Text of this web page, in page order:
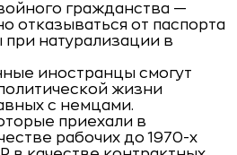
гражданства —
отказываться от паспорта
натурализации в
иностранцы смогут
жизни
с немцами.
приехали в
рабочих до 1970-х